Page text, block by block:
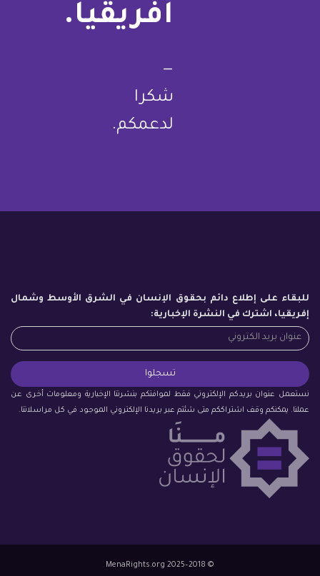
أفريقيا.
—
شكرا
لدعمكم.
للبقاء على إطلاع دائم بحقوق الإنسان في الشرق الأوسط وشمال
إفريقيا، اشترك في النشرة الإخبارية:
نستعمل عنوان بريدكم الإلكتروني فقط لموافتكم بنشرتنا الإخبارية ومعلومات أخرى عن
عملنا. يمكنكم وقف اشتراككم متى شئتم عبر بريدنا الإلكتروني الموجود في كل مراسلاتنا.
© 2018–2025 MenaRights.org